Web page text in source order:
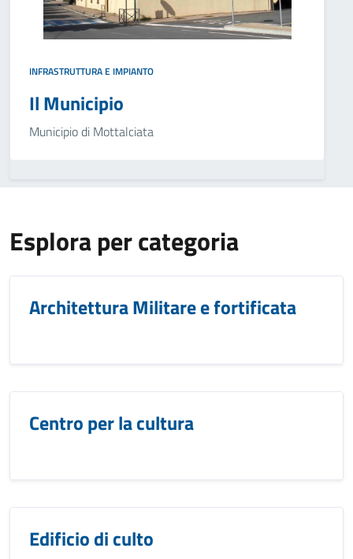
INFRASTRUTTURA E IMPIANTO
Il Municipio
Municipio di Mottalciata
Esplora per categoria
Architettura Militare e fortificata
Centro per la cultura
Edificio di culto